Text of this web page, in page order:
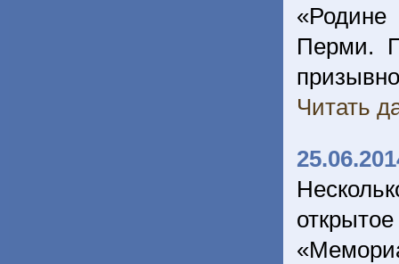
Перми.
Читать